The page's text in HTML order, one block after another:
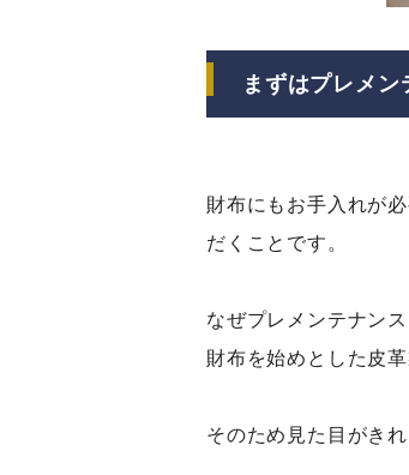
まずはプレメン
財布にもお手入れが
だくことです。
なぜプレメンテナン
財布を始めとした皮
そのため見た目がき